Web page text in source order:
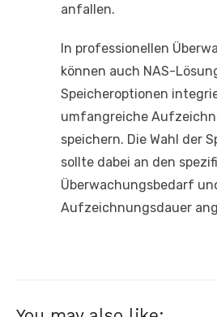
anfallen.
In professionellen
können auch NAS-
Speicheroptionen
umfangreiche
speichern. Die Wahl der
sollte dabei an den
Überwachungsbedarf
Aufzeichnungsdauer